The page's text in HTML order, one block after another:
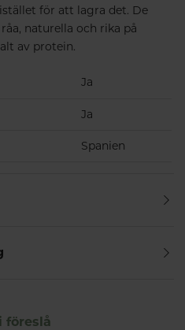
för att lagra det. De
naturella och rika på
av protein.
Ja
Ja
Spanien
föreslå